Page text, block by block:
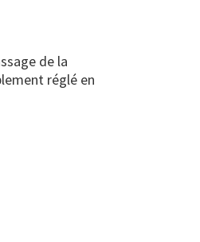
de la
réglé en